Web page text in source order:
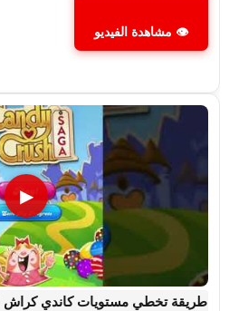
👁 مشاهدة الفيديو
▶